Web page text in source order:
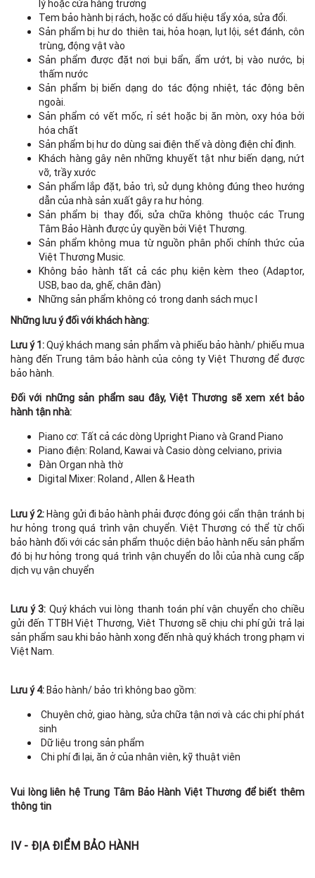
lý hoặc cửa hàng trưởng
Tem bảo hành bị rách, hoặc có dấu hiệu tẩy xóa, sửa đổi.
Sản phẩm bị hư do thiên tai, hỏa hoạn, lụt lội, sét đánh, côn
trùng, động vật vào
Sản phẩm được đặt nơi bụi bẩn, ẩm ướt, bị vào nước, bị
thấm nước
Sản phẩm bị biến dạng do tác động nhiệt, tác động bên
ngoài.
Sản phẩm có vết mốc, rỉ sét hoặc bị ăn mòn, oxy hóa bởi
hóa chất
Sản phẩm bị hư do dùng sai điện thế và dòng điện chỉ định.
Khách hàng gây nên những khuyết tật như biến dạng, nứt
vỡ, trầy xước
Sản phẩm lắp đặt, bảo trì, sử dụng không đúng theo hướng
dẫn của nhà sản xuất gây ra hư hỏng.
Sản phẩm bị thay đổi, sửa chữa không thuộc các Trung
Tâm Bảo Hành được ủy quyền bởi Việt Thương.
Sản phẩm không mua từ nguồn phân phối chính thức của
Việt Thương Music.
Không bảo hành tất cả các phụ kiện kèm theo (Adaptor,
USB, bao da, ghế, chân đàn)
Những sản phẩm không có trong danh sách mục I
Những lưu ý đối với khách hàng:
Lưu ý 1:Quý khách mang sản phẩm và phiếu bảo hành/ phiếu mua
hàng đến Trung tâm bảo hành của công ty Việt Thương để được
bảo hành.
Đối với những sản phẩm sau đây, Việt Thương sẽ xem xét bảo
hành tận nhà:
Piano cơ: Tất cả các dòng Upright Piano và Grand Piano
Piano điện: Roland, Kawai và Casio dòng celviano, privia
Đàn Organ nhà thờ
Digital Mixer: Roland , Allen & Heath
Lưu ý 2: Hàng gửi đi bảo hành phải được đóng gói cẩn thận tránh bị
hư hỏng trong quá trình vận chuyển. Việt Thương có thể từ chối
bảo hành đối với các sản phẩm thuộc diện bảo hành nếu sản phẩm
đó bị hư hỏng trong quá trình vận chuyển do lỗi của nhà cung cấp
dịch vụ vận chuyển
Lưu ý 3: Quý khách vui lòng thanh toán phí vận chuyển cho chiều
gửi đến TTBH Việt Thương, Viêt Thương sẽ chịu chi phí gửi trả lại
sản phẩm sau khi bảo hành xong đến nhà quý khách trong phạm vi
Việt Nam.
Lưu ý 4: Bảo hành/ bảo trì không bao gồm:
Chuyên chở, giao hàng, sửa chữa tận nơi và các chi phí phát
sinh
Dữ liệu trong sản phẩm
Chi phí đi lại, ăn ở của nhân viên, kỹ thuật viên
Vui lòng liên hệ Trung Tâm Bảo Hành Việt Thương để biết thêm
thông tin
IV - ĐỊA ĐIỂM BẢO HÀNH